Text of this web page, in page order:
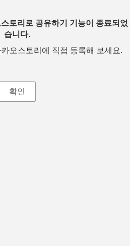
토리로 공유하기 기능이 종료되었
습니다.
오스토리에 직접 등록해 보세요.
확인